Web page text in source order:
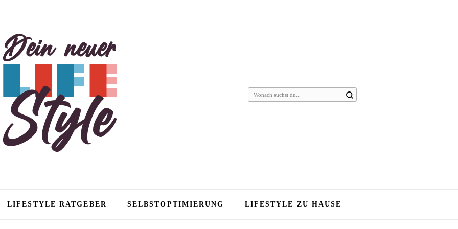
Suchst
LIFESTYLE RATGEBER SELBSTOPTIMIERUNG LIFESTYLE ZU HAUSE